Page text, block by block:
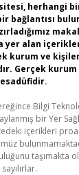
herhangi
bağlantısı
yer alan
kurum ve
Gerçek
Bilgi
bir Yer
içerikleri
taşımakta